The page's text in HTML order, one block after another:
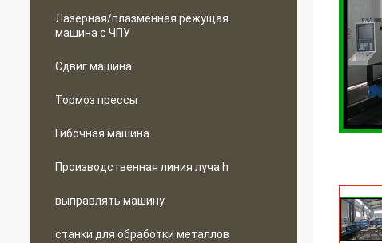
Лазерная/плазменная режущая
машина с ЧПУ
Сдвиг машина
Тормоз прессы
Гибочная машина
Производственная линия луча h
выправлять машину
станки для обработки металлов